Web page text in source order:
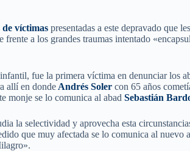
de víctimas presentadas a este depravado que
frente a los grandes traumas intentado
fue la primera víctima en denunciar los
allí en donde Andrés Soler con 65 años
monje se lo comunica al abad Sebastián
la selectividad y aprovecha esta
que muy afectada se lo comunica al nuevo